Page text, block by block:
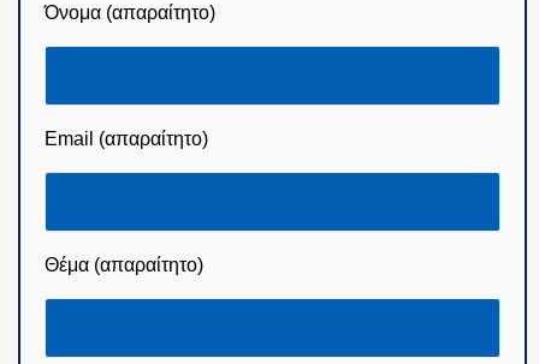
Όνομα (απαραίτητο)
Email (απαραίτητο)
Θέμα (απαραίτητο)